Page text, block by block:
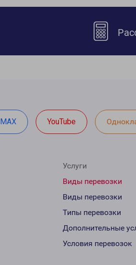
MAX YouTube
Услуги
Виды перевозки
Виды перевозки
Типы перевозки
Дополнительные
Условия перевозок